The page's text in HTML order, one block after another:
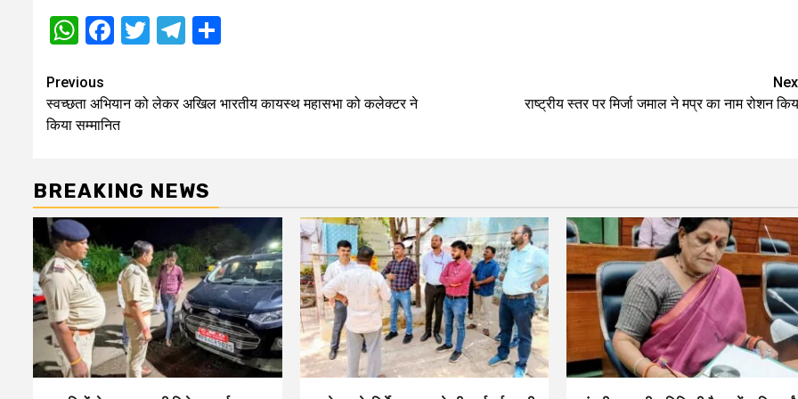
WhatsApp
Facebook
TwitterTelegram
Post
navigation
Previous
स्वच्छता अभियान को लेकर अखिल भारतीय कायस्थ महासभा को कलेक्टर ने
किया सम्मानित
राष्ट्रीय स्तर पर मिर्जा जमाल ने मप्र का नाम रोशन
BREAKING NEWS